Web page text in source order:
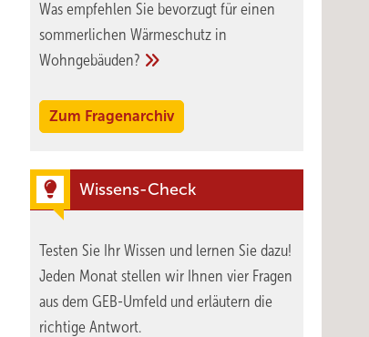
Was empfehlen Sie bevorzugt für einen
sommerlichen Wärmeschutz in
Wohngebäuden?
Zum Fragenarchiv
Wissens-Check
Testen Sie Ihr Wissen und lernen Sie dazu!
Jeden Monat stellen wir Ihnen vier Fragen
aus dem GEB-Umfeld und erläutern die
richtige Antwort.